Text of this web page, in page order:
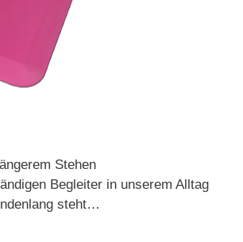
Stehen
Begleiter in unserem Alltag
steht…